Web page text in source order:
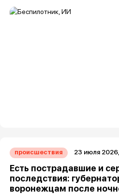
происшествия 23 июля
Есть пострадавшие и
последствия:
воронежцам после